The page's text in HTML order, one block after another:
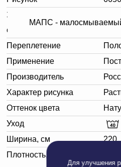
Для улучшения
Заключительная
МАПС - малосмываемый
Переплетение
Применение
Производитель
Характер рисунка
Оттенок цвета
Уход
Ширина, см
220
Плотность, г/м²